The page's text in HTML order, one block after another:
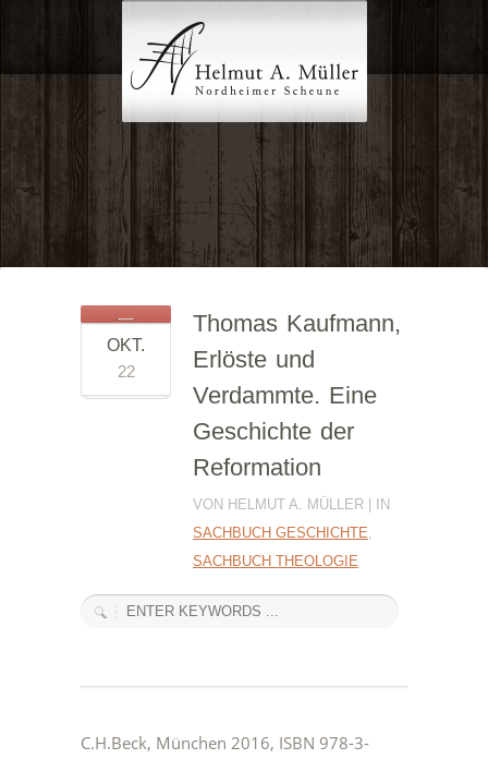
OKT.
22
Thomas Kaufmann,
Erlöste und
Verdammte. Eine
Geschichte der
Reformation
VON HELMUT A. MÜLLER | IN
SACHBUCH GESCHICHTE,
SACHBUCH THEOLOGIE
C.H.Beck, München 2016, ISBN 978-3-